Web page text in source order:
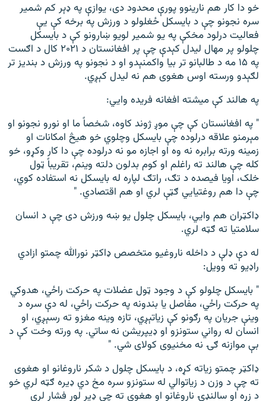
خو دا کار هم نارینوو پورې محدود دی، یوازې په ډېر کم شمیر
سره نجونو چې د بایسکل ځغلولو د ورزش په برخه کې یې
فعالیت درلود مخکې په یو شمیر لویو ښارونو کې د بایسکل
چلولو پر مهال لیدل کېدې چې پر افغانستان د ۲۰۲۱ کال د اګست
په ۱۵ مه د طالبانو تر بیا واکمنېدو او د نجونو په ورزش د بندیز تر
لګېدو ورسته اوس هغوی هم نه لیدل کېږي.
په هالند کې میشته افغانه فریده وايي:
" په افغانستان کې چې موږ ژوند کاوه، شخصاً ما او نورو نجونو او
مېرمنو علاقه درلوده چې بایسکل وچلوي خو هیڅ امکانات او
زمینه ورته برابره نه وه او اجازه مو نه درلوده چې دا کار وکړو، خو
کله چې هالند ته راغلم او کوم بدلون دلته وینم، تقریباً ټول
خلک، اویا فیصده د تګ، راتګ لپاره له بایسکل نه استفاده کوي،
چې دا هم روغتیايي ګټې لري او هم اقتصادي. "
ډاکټران هم وايي، بایسکل چلول یو ښه ورزش دی چې د انسان
سلامتیا ته ګټه لري.
له دې ډلې د داخله ناروغیو متخصص ډاکټر نورالله چمتو ازادي
راډیو ته وویل:
" بایسکل چلولو کې د وجود ټول عضلات په حرکت راځي، هدوکي
په حرکت راځي، مفاصل یا بندونه په حرکت راځي، له دې سره د
وینې جریان په رګونو کې زیاتېږي، تازه وینه مغزو ته رسېږي، او
انسان له رواني ستونزو او ډیپریشن نه ساتي. په ورته وخت کې د
بې موازنه ګۍ نه مخنیوی کولای شي. "
ډاکټر چمتو زیاته کړه، د بایسکل چلول د شکر ناروغانو او هغوی
ته چې د وزن د زیاتوالي له ستونزو سره مخ دي ډیره ګټه لري خو
د زړه او سالنډۍ ناروغانو او هغوی ته چې ډیر لوړ فشار لري